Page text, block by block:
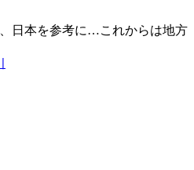
日本を参考に…これからは地方